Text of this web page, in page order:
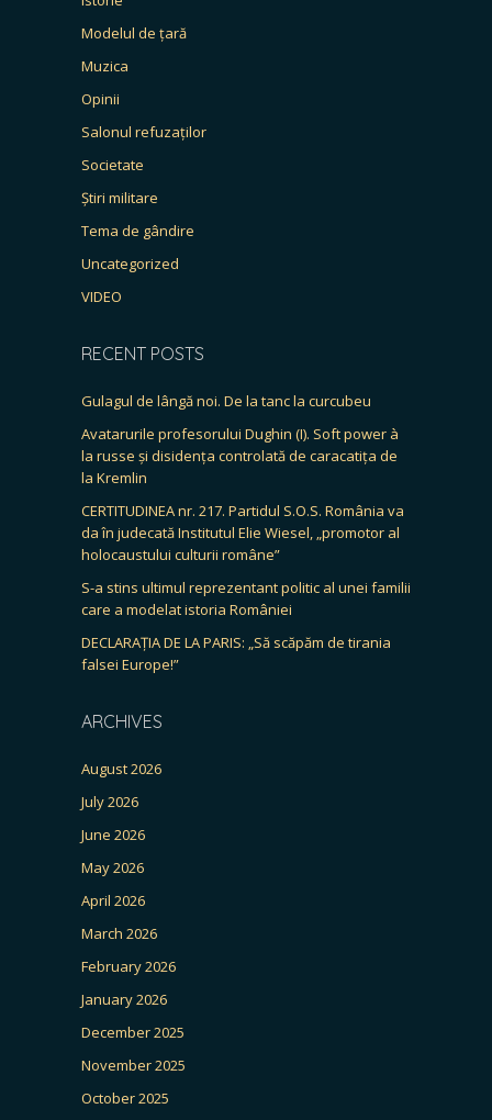
Modelul de țară
Muzica
Opinii
Salonul refuzaților
Societate
Știri militare
Tema de gândire
Uncategorized
VIDEO
RECENT POSTS
Gulagul de lângă noi. De la tanc la curcubeu
Avatarurile profesorului Dughin (I). Soft power à
la russe și disidența controlată de caracatița de
la Kremlin
CERTITUDINEA nr. 217. Partidul S.O.S. România va
da în judecată Institutul Elie Wiesel, „promotor al
holocaustului culturii române”
S-a stins ultimul reprezentant politic al unei familii
care a modelat istoria României
DECLARAȚIA DE LA PARIS: „Să scăpăm de tirania
falsei Europe!”
ARCHIVES
August 2026
July 2026
June 2026
May 2026
April 2026
March 2026
February 2026
January 2026
December 2025
November 2025
October 2025